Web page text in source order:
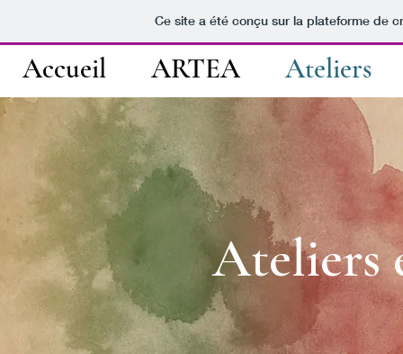
Ce site a été conçu sur la plateforme de
Accueil ARTEA Ateliers
Ateliers